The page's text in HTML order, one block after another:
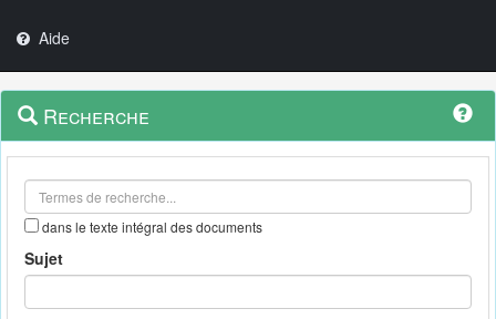
Aide
Navigation
outils
Menu
contextuel
Recherche
dans le texte intégral des documents
Sujet